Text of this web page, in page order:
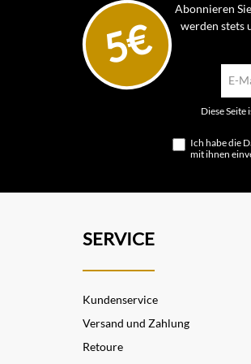
5€
Abonnieren
werden stets
Diese Seite
Ich habe die
mit ihnen
SERVICE
Kundenservice
Versand und Zahlung
Retoure